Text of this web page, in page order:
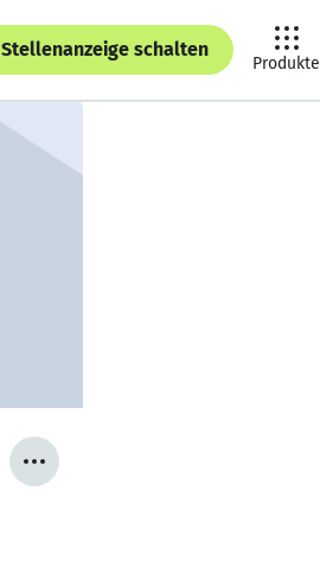
Stellenanzeige schalten
Produkte